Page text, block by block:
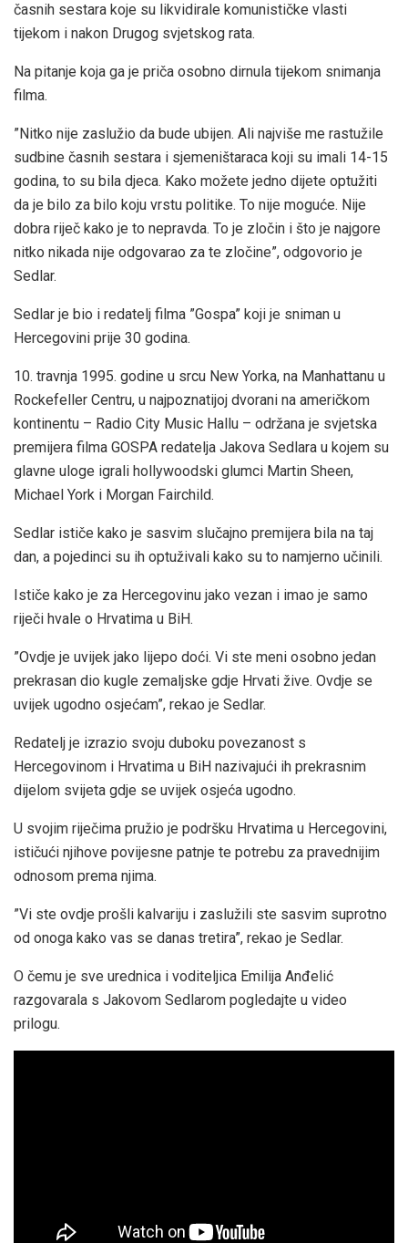
časnih sestara koje su likvidirale komunističke vlasti
tijekom i nakon Drugog svjetskog rata.
Na pitanje koja ga je priča osobno dirnula tijekom snimanja
filma.
”Nitko nije zaslužio da bude ubijen. Ali najviše me rastužile
sudbine časnih sestara i sjemeništaraca koji su imali 14-15
godina, to su bila djeca. Kako možete jedno dijete optužiti
da je bilo za bilo koju vrstu politike. To nije moguće. Nije
dobra riječ kako je to nepravda. To je zločin i što je najgore
nitko nikada nije odgovarao za te zločine”, odgovorio je
Sedlar.
Sedlar je bio i redatelj filma ”Gospa” koji je sniman u
Hercegovini prije 30 godina.
10. travnja 1995. godine u srcu New Yorka, na Manhattanu u
Rockefeller Centru, u najpoznatijoj dvorani na američkom
kontinentu – Radio City Music Hallu – održana je svjetska
premijera filma GOSPA redatelja Jakova Sedlara u kojem su
glavne uloge igrali hollywoodski glumci Martin Sheen,
Michael York i Morgan Fairchild.
Sedlar ističe kako je sasvim slučajno premijera bila na taj
dan, a pojedinci su ih optuživali kako su to namjerno učinili.
Ističe kako je za Hercegovinu jako vezan i imao je samo
riječi hvale o Hrvatima u BiH.
”Ovdje je uvijek jako lijepo doći. Vi ste meni osobno jedan
prekrasan dio kugle zemaljske gdje Hrvati žive. Ovdje se
uvijek ugodno osjećam”, rekao je Sedlar.
Redatelj je izrazio svoju duboku povezanost s
Hercegovinom i Hrvatima u BiH nazivajući ih prekrasnim
dijelom svijeta gdje se uvijek osjeća ugodno.
U svojim riječima pružio je podršku Hrvatima u Hercegovini,
ističući njihove povijesne patnje te potrebu za pravednijim
odnosom prema njima.
”Vi ste ovdje prošli kalvariju i zaslužili ste sasvim suprotno
od onoga kako vas se danas tretira”, rekao je Sedlar.
O čemu je sve urednica i voditeljica Emilija Anđelić
razgovarala s Jakovom Sedlarom pogledajte u video
prilogu.